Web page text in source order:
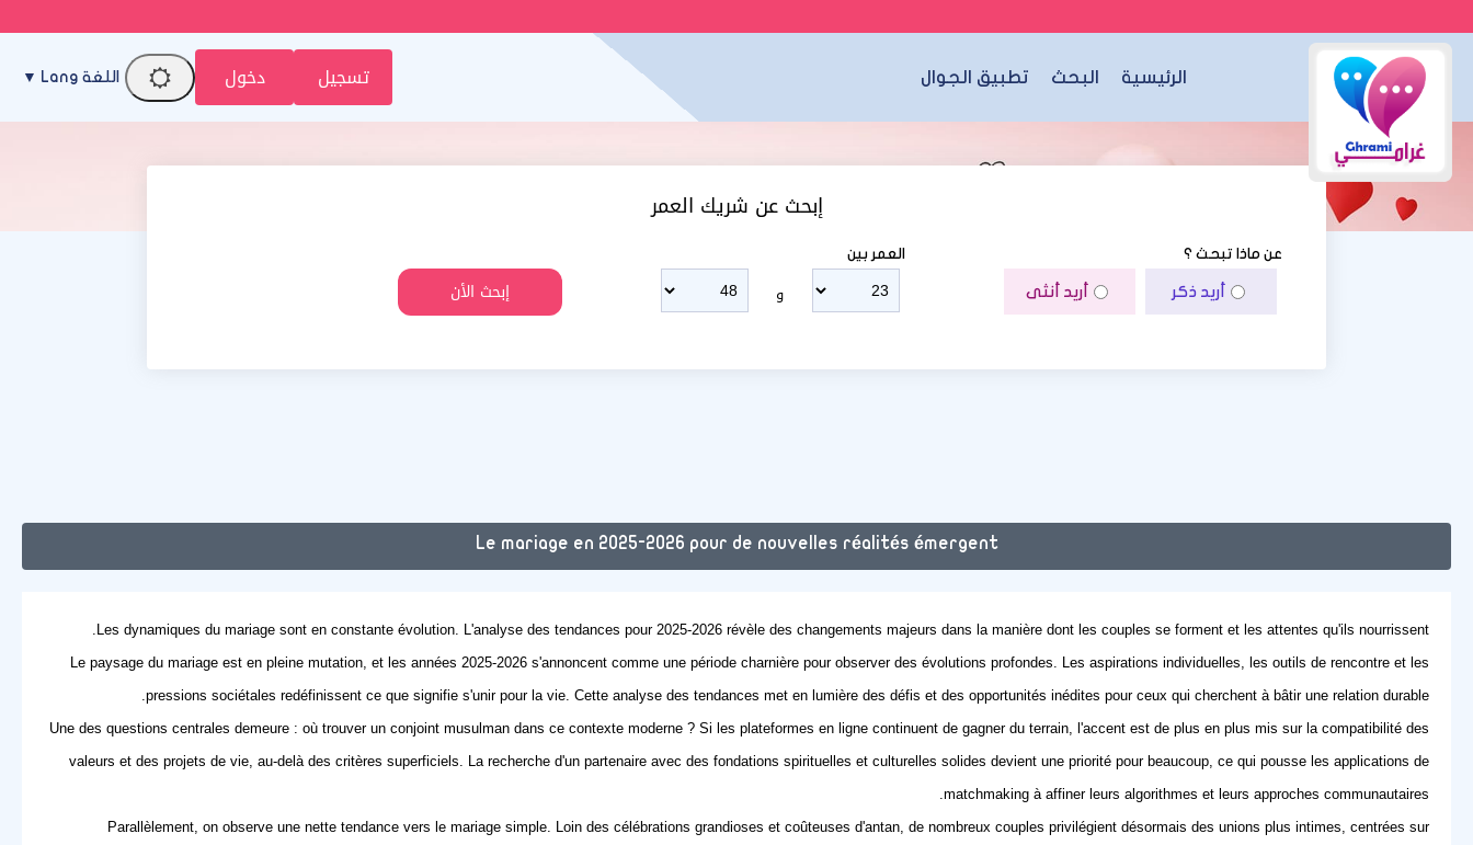
الرئيسية البحث تطبيق الجوال تسجيل دخول اللغة Lang ▼
إبحث عن شريك العمر
عن ماذا تبحث ؟
أريد ذكر أريد أنثى
العمر بين
و
Le mariage en 2025-2026 pour de nouvelles réalités émergent
Les dynamiques du mariage sont en constante évolution. L'analyse des tendances pour 2025-2026 révèle des changements majeurs dans la manière dont les couples se forment et les attentes qu'ils nourrissent.
Le paysage du mariage est en pleine mutation, et les années 2025-2026 s'annoncent comme une période charnière pour observer des évolutions profondes. Les aspirations individuelles, les outils de rencontre et les
pressions sociétales redéfinissent ce que signifie s'unir pour la vie. Cette analyse des tendances met en lumière des défis et des opportunités inédites pour ceux qui cherchent à bâtir une relation durable.
Une des questions centrales demeure : où trouver un conjoint musulmandans ce contexte moderne ? Si les plateformes en ligne continuent de gagner du terrain, l'accent est de plus en plus mis sur la compatibilité des
valeurs et des projets de vie, au-delà des critères superficiels. La recherche d'un partenaire avec des fondations spirituelles et culturelles solides devient une priorité pour beaucoup, ce qui pousse les applications de
matchmaking à affiner leurs algorithmes et leurs approches communautaires.
Parallèlement, on observe une nette tendance vers lemariage simple. Loin des célébrations grandioses et coûteuses d'antan, de nombreux couples privilégient désormais des unions plus intimes, centrées sur